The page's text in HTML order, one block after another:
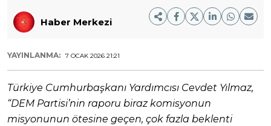
Haber Merkezi
YAYINLANMA: 7 OCAK 2026 21:21
Türkiye Cumhurbaşkanı Yardımcısı Cevdet Yılmaz,
“DEM Partisi’nin raporu biraz komisyonun
misyonunun ötesine geçen, çok fazla beklenti